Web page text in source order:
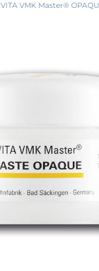
VITA VMK Master®